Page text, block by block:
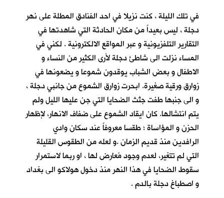
في تلك الليلة ، كنت نزيلا في احد الفنادق المطلة على نهر
دجلة ، ليس بعيداً من مكان الحادثة التي شاهدتها في
التقارير التلفزيونية و عبر المواقع الالكترونية . لكني في
المساء نزلت الى شاطئ دجلة لأرى الكثير من النساء و
الاطفال و بعض الشباب يوقدون شموعا و يضعونها في
زوارق ورقية صغيرة. ابحرت زوارق الشموع من جانبي دجلة ،
و الى جنبها طفت جثث الضحايا التي جن عليها الليل ولم
يتم انتشالها. كان ايقاد الشموع على ضفاف الانهار، لإظهار
الحزن و المؤاساة ؛ طقسا معروفاً عند سكان وادي
الرافدين منذ قديم الزمان .و لعله من الطقوس القليلة
التي لم تتغير، لعدم وجود مُعارض لها ، او ربما لاستمرار
سقوط الضحايا في هذا النهر منذ دخول هولاكو الى بغداد
و اصطباغ دجلة بالدم .